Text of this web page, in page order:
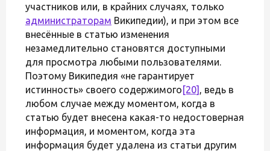
участников или, в крайних случаях, только
администраторам Википедии), и при этом все
внесённые в статью изменения
незамедлительно становятся доступными
для просмотра любыми пользователями.
Поэтому Википедия «не гарантирует
истинность» своего содержимого [20] , ведь в
любом случае между моментом, когда в
статью будет внесена какая-то недостоверная
информация, и моментом, когда эта
информация будет удалена из статьи другим